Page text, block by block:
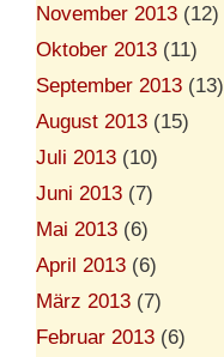
November 2013 (12)
Oktober 2013 (11)
September 2013 (13)
August 2013 (15)
Juli 2013 (10)
Juni 2013 (7)
Mai 2013 (6)
April 2013 (6)
März 2013 (7)
Februar 2013 (6)